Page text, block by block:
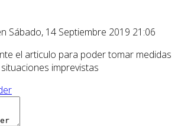
Sábado, 14 Septiembre 2019 21:06
el articulo para poder tomar medidas
imprevistas